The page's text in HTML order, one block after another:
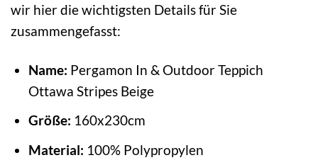
wir hier die wichtigsten Details für Sie
zusammengefasst:
Name: Pergamon In & Outdoor Teppich
Ottawa Stripes Beige
Größe: 160x230cm
Material: 100% Polypropylen